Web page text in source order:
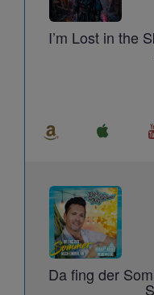
I’m Lost in the
Da fing der